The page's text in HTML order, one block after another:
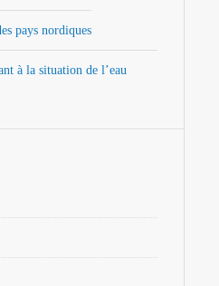
pays nordiques
à la situation de l’eau